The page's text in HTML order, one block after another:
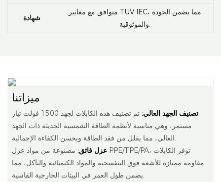
شهادة
متوافق مع معايير TUV IEC، مما يضمن الجودة
والموثوقية.
ميزاتنا
تصنيف الجهد العالي:
تم تصنيف هذه الكابلات لجهد 1500 فولت تيار
مستمر، وهي مناسبة لأنظمة الطاقة الشمسية الحديثة ذات الجهد
العالي، مما يقلل من فقد الطاقة ويحسن الكفاءة الإجمالية.
عزل فائق: مصنوعة من مواد عزل PPE/TPE/PA، توفر الكابلات
مقاومة ممتازة للأشعة فوق البنفسجية والمواد الكيميائية والتآكل، مما
يضمن طول العمر في البيئات الخارجية القاسية.